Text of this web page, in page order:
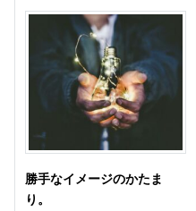
勝手なイメージのかたま
り。